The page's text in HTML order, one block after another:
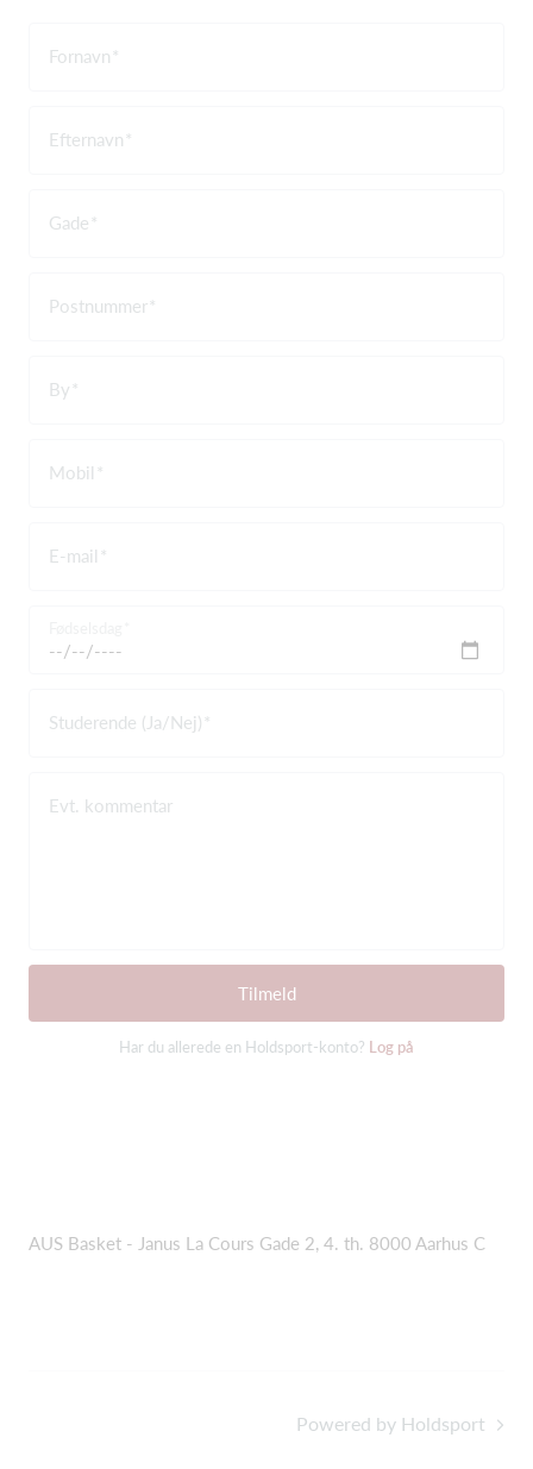
Fornavn
Efternavn
Gade
Postnummer
By
Mobil
E-mail
Studerende (Ja/Nej)
Evt. kommentar
Tilmeld
Har du allerede en Holdsport-konto? Log på
AUS Basket - Janus La Cours Gade 2, 4. th. 8000 Aarhus C
Powered by Holdsport